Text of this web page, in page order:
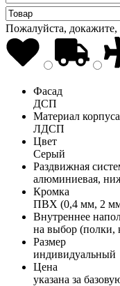
Пожалуйста,
Фасад
ДСП
Материал корпуса
ЛДСП
Цвет
Серый
Раздвижная
алюминиевая,
Кромка
ПВХ (0,4 мм, 2
Внутреннее
на выбор (полки,
Размер
индивидуальный
Цена
указана за